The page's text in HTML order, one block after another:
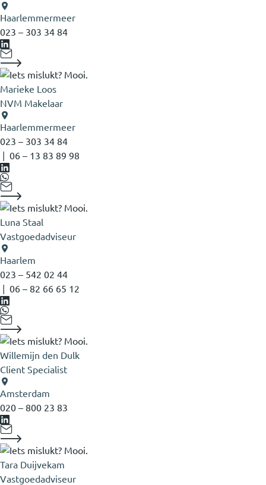
Haarlemmermeer
023 – 303 34 84
Marieke Loos
NVM Makelaar
Haarlemmermeer
023 – 303 34 84
06 – 13 83 89 98
Luna Staal
Vastgoedadviseur
Haarlem
023 – 542 02 44
‭06 – 82 66 65 12‬
Willemijn den Dulk
Client Specialist
Amsterdam
020 – 800 23 83
Tara Duijvekam
Vastgoedadviseur